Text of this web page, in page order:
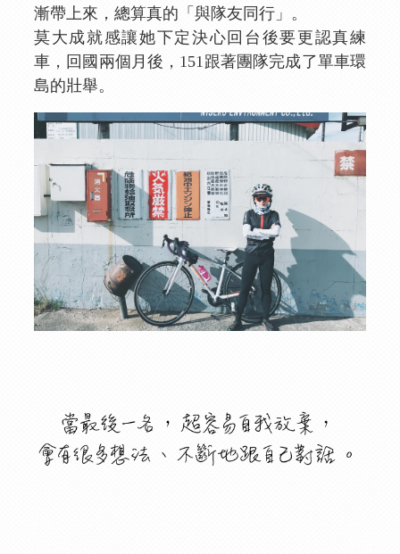
漸帶上來，總算真的「與隊友同行」。
莫大成就感讓她下定決心回台後要更認真練
車，回國兩個月後，151跟著團隊完成了單車環
島的壯舉。